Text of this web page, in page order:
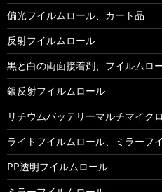
偏光フイルムロール、カート品
反射フイルムロール
黒と白の両面接着剤、フイルムロ
銀反射フイルムロール
リチウムバッテリーマルチマイク
ライトフイルムロール、ミラーフ
PP透明フイルムロール